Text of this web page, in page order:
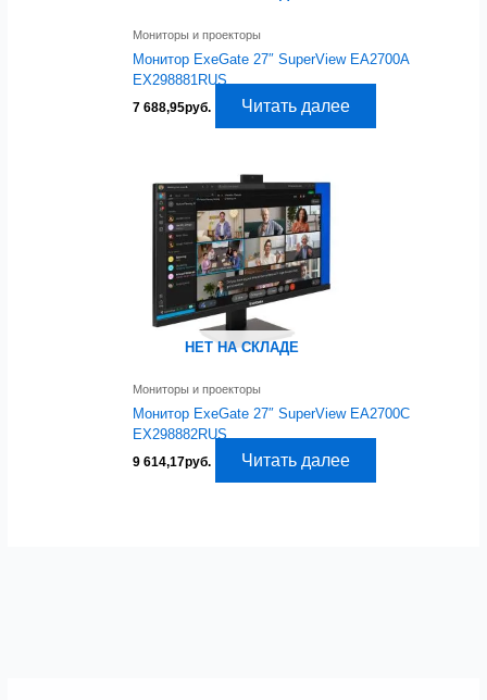
Мониторы и проекторы
Монитор ExeGate 27″ SuperView EA2700A
EX298881RUS
7 688,95руб. Читать далее
НЕТ НА СКЛАДЕ
Мониторы и проекторы
Монитор ExeGate 27″ SuperView EA2700C
EX298882RUS
9 614,17руб. Читать далее